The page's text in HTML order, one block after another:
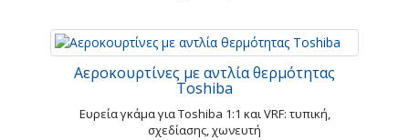
Αεροκουρτίνες με αντλία θερμότητας
Toshiba
Ευρεία γκάμα για Toshiba 1:1 και VRF: τυπική,
σχεδίασης, χωνευτή